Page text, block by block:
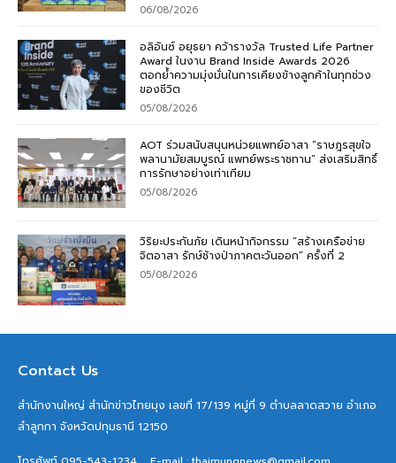
06/08/2026
อลิอันซ์ อยุธยา คว้ารางวัล Trusted Life Partner
Award ในงาน Brand Inside Awards 2026
ตอกย้ำความมุ่งมั่นในการเคียงข้างลูกค้าในทุกช่วง
ของชีวิต
05/08/2026
AOT ร่วมสนับสนุนหน่วยแพทย์อาสา “ราษฎรสุขใจ
พลานามัยสมบูรณ์ แพทย์พระราชทาน” ส่งเสริมสิทธิ์
การรักษาอย่างเท่าเทียม
05/08/2026
วิริยะประกันภัย เดินหน้ากิจกรรม “สร้างเครือข่าย
จิตอาสา รักษ์ช้างป่าภาคตะวันออก” ครั้งที่ 2
05/08/2026
Contact Us
สำนักงานใหญ่ สำนักข่าวไทยมุง เลขที่ 17/139 หมู่ที่ 9 ตำบลลาดสวาย อำเภอ
ลำลูกกา จังหวัดปทุมธานี 12150